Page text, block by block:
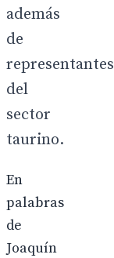
además
de
representantes
del
sector
taurino.
En
palabras
de
Joaquín